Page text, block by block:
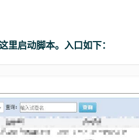
里启动脚本。入口如下：